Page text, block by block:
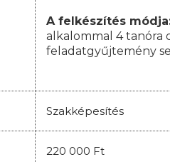
A felkészítés
alkalommal 4 tanóra
feladatgyűjtemény
Szakképesítés
220 000 Ft